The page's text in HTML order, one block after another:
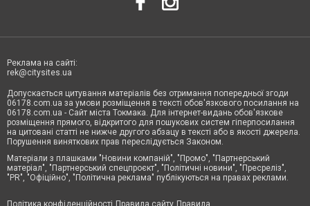
Реклама на сайті:
rek@citysites.ua
Допускається цитування матеріалів без отримання попередньої згоди
06178.com.ua за умови розміщення в тексті обов'язкового посилання на
06178.com.ua - Сайт міста Токмака. Для інтернет-видань обов'язкове
розміщення прямого, відкритого для пошукових систем гіперпосилання
на цитовані статті не нижче другого абзацу в тексті або в якості джерела.
Порушення виняткових прав переслідується Законом.
Матеріали з плашками "Новини компаній", "Промо", "Партнерський
матеріал", "Партнерський спецпроєкт", "Політичні новини", "Пресреліз",
"PR", "Офіційно", "Політична реклама" публікуються на правах реклами.
Політика конфіденційності Правила сайту Правила